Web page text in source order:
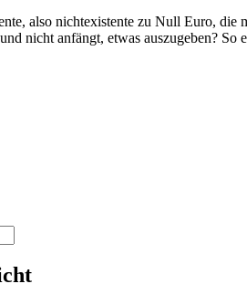
also nichtexistente zu Null Euro, die
nicht anfängt, etwas auszugeben?